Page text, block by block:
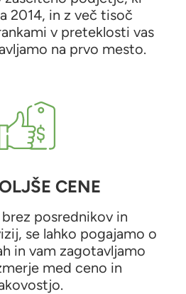
2014, in z več tisoč
v preteklosti vas
na prvo mesto.
CENE
posrednikov in
se lahko pogajamo o
in vam zagotavljamo
med ceno in